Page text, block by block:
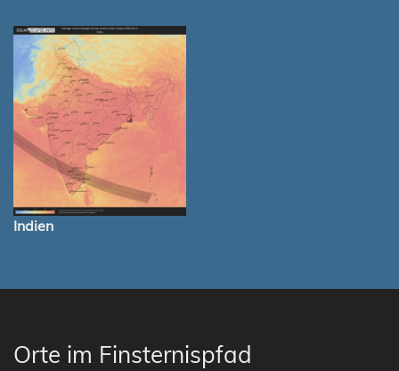
Indien
Orte im Finsternispfad